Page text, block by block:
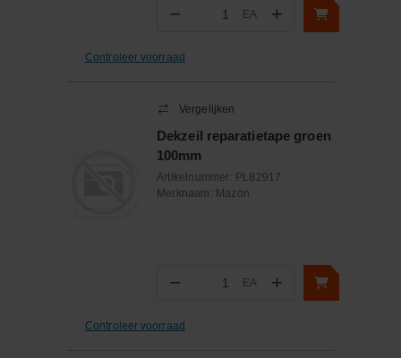
− Aantal
EA +
Controleer voorraad
Vergelijken
Dekzeil reparatietape groen
100mm
Artikelnummer: PL82917
Merknaam: Mazon
− Aantal
EA +
Controleer voorraad